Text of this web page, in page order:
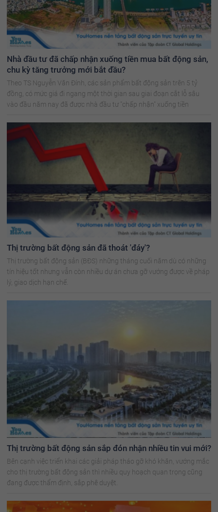
Nhà đầu tư đã chấp nhận xuống tiền mua bất động sản,
chu kỳ tăng trưởng mới bắt đầu?
Theo TS Nguyễn Văn Đính, các sản phẩm bất động sản trên 5 tỷ
đồng, có mức giá đi ngang một thời gian sau giai đoạn cắt lỗ sâu
vào đầu năm nay đã được nhà đầu tư "chấp nhận" xuống tiền
Thị trường bất động sản đã thoát 'đáy'?
Thị trường bất động sản (BĐS) những tháng cuối năm dù có những
tín hiệu tốt nhưng vẫn còn nhiều dự án chưa gỡ vướng được về pháp
lý, giao dịch hạn chế.
Thị trường bất động sản sắp đón nhận nhiều tin vui mới?
Bên cạnh việc triển khai các giải pháp tháo gỡ khó khăn, vướng mắc
cho thị trường bất động sản thì nhiều quy hoạch quan trọng cũng
đang được thẩm định, sắp phê duyệt.